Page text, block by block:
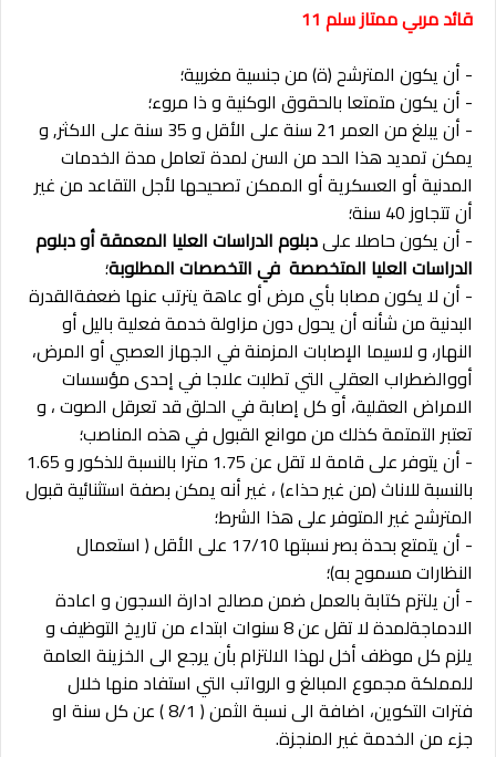
قائد مربي ممتاز سلم 11
- أن يكون المترشح (ة) من جنسية مغربية؛
- أن يكون متمتعا بالحقوق الوكنية و ذا مروء؛
- أن يبلغ من العمر 21 سنة على الأقل و 35 سنة على الاكثر, و
يمكن تمديد هذا الحد من السن لمدة تعامل مدة الخدمات
المدنية أو العسكرية أو الممكن تصحيحها لأجل التقاعد من غير
أن تتجاوز 40 سنة؛
- أن يكون حاصلا علىدبلوم الدراسات العليا المعمقة أو دبلوم
الدراسات العليا المتخصصة في التخصصات المطلوبة؛
- أن لا يكون مصابا بأي مرض أو عاهة يترتب عنها ضعفةالقدرة
البدنية من شأنه أن يحول دون مزاولة خدمة فعلية باليل أو
النهار، و لاسيما الإصابات المزمنة في الجهاز العصبي أو المرض،
أووالضطراب العقلي التي تطلبت علاجا في إحدى مؤسسات
الامراض العقلية، أو كل إصابة في الحلق قد تعرقل الصوت ، و
تعتبر التمتمة كذلك من موانع القبول في هذه المناصب؛
- أن يتوفر على قامة لا تقل عن 1.75 مترا بالنسبة للذكور و 1.65
بالنسبة للاناث (من غير حذاء) ، غير أنه يمكن بصفة استثنائية قبول
المترشح غير المتوفر على هذا الشرط؛
- أن يتمتع بحدة بصر نسبتها 17/10 على الأقل ( استعمال
النظارات مسموح به)؛
- أن يلتزم كتابة بالعمل ضمن مصالح ادارة السجون و اعادة
الادماجةلمدة لا تقل عن 8 سنوات ابتداء من تاريخ التوظيف و
يلزم كل موظف أخل لهذا الالتزام بأن يرجع الى الخزينة العامة
للمملكة مجموع المبالغ و الرواتب التي استفاد منها خلال
فترات التكوين، اضافة الى نسبة الثمن ( 8/1 ) عن كل سنة او
جزء من الخدمة غير المنجزة.